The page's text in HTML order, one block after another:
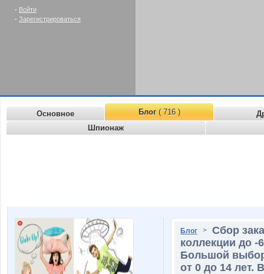
- Войти
- Зарегистрироваться
Основное Блог( 716 )
Шпионаж
Блог > Сбор
коллекции до -
Большой
от 0 до 14 лет.